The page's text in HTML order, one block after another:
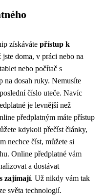
získáváte přístup k
doma, v práci nebo na
nebo počítač s
na dosah ruky. Nemusíte
číslo uteče. Navíc
je levnější než
předplatným máte přístup
kdykoli přečíst články,
nechce číst, můžete si
Online předplatné vám
a dostávat
zajímají. Už nikdy vám tak
světa technologií.